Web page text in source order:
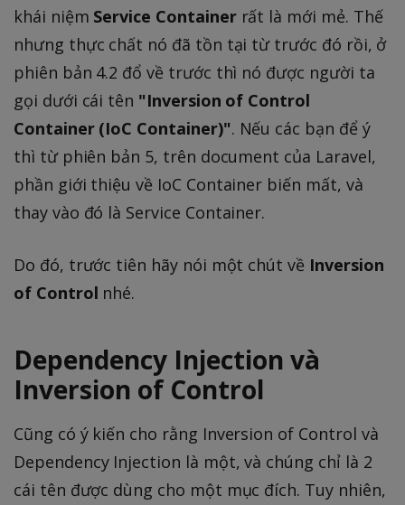
khái niệm Service Containerrất là mới mẻ. Thế
nhưng thực chất nó đã tồn tại từ trước đó rồi, ở
phiên bản 4.2 đổ về trước thì nó được người ta
gọi dưới cái tên "Inversion of Control
Container (IoC Container)". Nếu các bạn để ý
thì từ phiên bản 5, trên document của Laravel,
phần giới thiệu về IoC Container biến mất, và
thay vào đó là Service Container.
Do đó, trước tiên hãy nói một chút về Inversion
of Control nhé.
Dependency Injection và
Inversion of Control
Cũng có ý kiến cho rằng Inversion of Control và
Dependency Injection là một, và chúng chỉ là 2
cái tên được dùng cho một mục đích. Tuy nhiên,